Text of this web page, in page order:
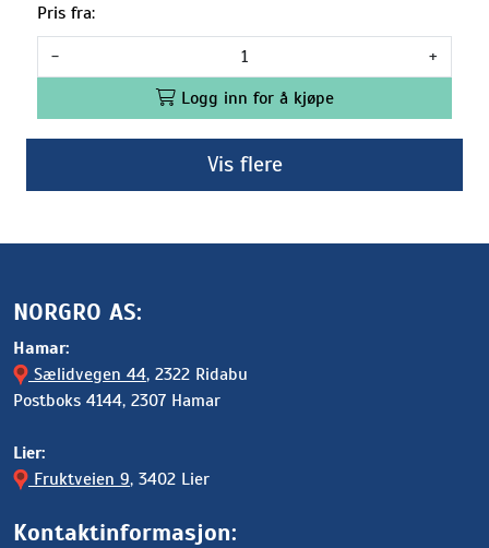
Pris fra:
-
+
Logg inn for å kjøpe
Vis flere
NORGRO AS:
Hamar:
Sælidvegen 44, 2322 Ridabu
Postboks 4144, 2307 Hamar
Lier:
Fruktveien 9, 3402 Lier
Kontaktinformasjon: